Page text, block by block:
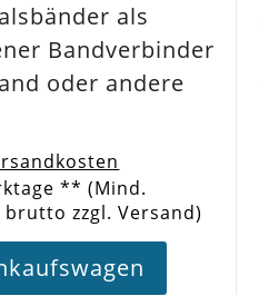
als
Bandverbinder
oder andere
** (Mind.
zzgl. Versand)